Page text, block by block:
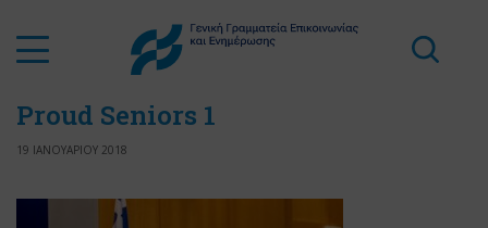
Proud Seniors 1
19 ΙΑΝΟΥΑΡΙΟΥ 2018